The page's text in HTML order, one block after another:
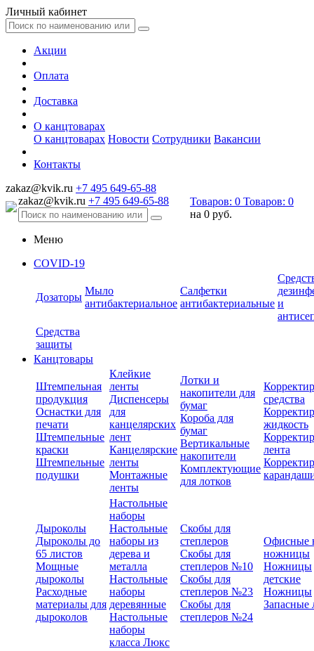
Личный кабинет
Акции
Оплата
Доставка
О канцтоварах
О канцтоварах Новости Сотрудники Вакансии
Контакты
zakaz@kvik.ru +7 495 649-65-88
zakaz@kvik.ru +7 495 649-65-88 Товаров: 0 Товаров: 0
на 0 руб.
Меню
COVID-19
Дозаторы
Мыло
антибактериальное
Салфетки
антибактериальные и
Средства
защиты
Канцтовары
Штемпельная
продукция
Оснастки для
печати
Штемпельные
краски
Штемпельные
подушки
Клейкие
ленты
Диспенсеры
для
канцелярских
лент
Канцелярские
ленты
Монтажные
ленты
Лотки и
накопители для
бумаг
Короба для
бумаг
Вертикальные
накопители
Комплектующие
для лотков
средства
жидкость
лента
Дыроколы
Дыроколы до
65 листов
Мощные
дыроколы
Расходные
материалы для
дыроколов
Настольные
наборы
Настольные
наборы из
дерева и
металла
Настольные
наборы
деревянные
Настольные
наборы
класса Люкс
Скобы для
степлеров
Скобы для
степлеров №10
Скобы для
степлеров №23
Скобы для
степлеров №24
Офисные
ножницы
Ножницы
детские
Ножницы
Запасные